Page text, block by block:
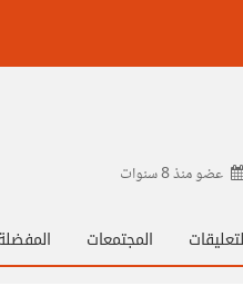
عضو منذ8 سنوات
المجتمعات